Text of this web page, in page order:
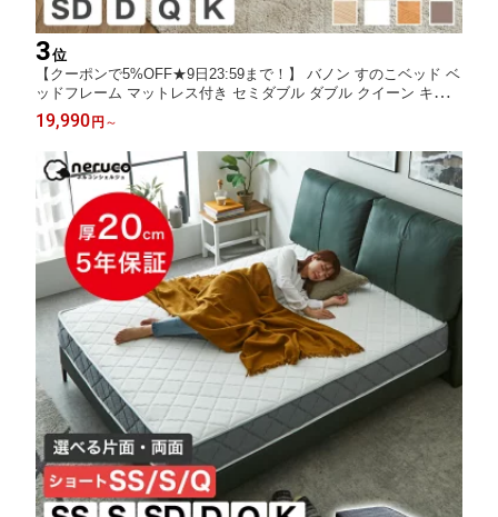
3位
【クーポンで5%OFF★9日23:59まで！】 バノン すのこベッド ベ
ッドフレーム マットレス付き セミダブル ダブル クイーン キング
木製 耐荷重700kgクリア 組立簡単 ヘッドレス 高さ4段階 低ホル
ムアルデヒド ベッド ローベッド 夫婦
19,990円 ～